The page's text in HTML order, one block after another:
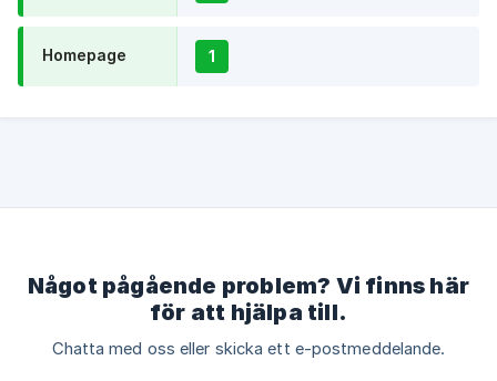
Homepage 1
Något pågående problem? Vi finns här
för att hjälpa till.
Chatta med oss eller skicka ett e-postmeddelande.